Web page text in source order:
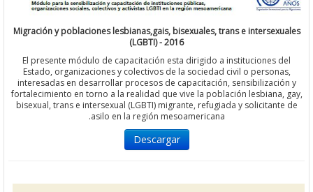
Migración y poblaciones lesbianas,gais, bisexuales, trans e
(LGBTI) - 2016
El presente módulo de capacitación esta dirigido a
Estado, organizaciones y colectivos de la sociedad civil o
interesadas en desarrollar procesos de capacitación,
fortalecimiento en torno a la realidad que vive la población
bisexual, trans e intersexual (LGBTI) migrante, refugiada y
asilo en la región mesoamericana.
Descargar